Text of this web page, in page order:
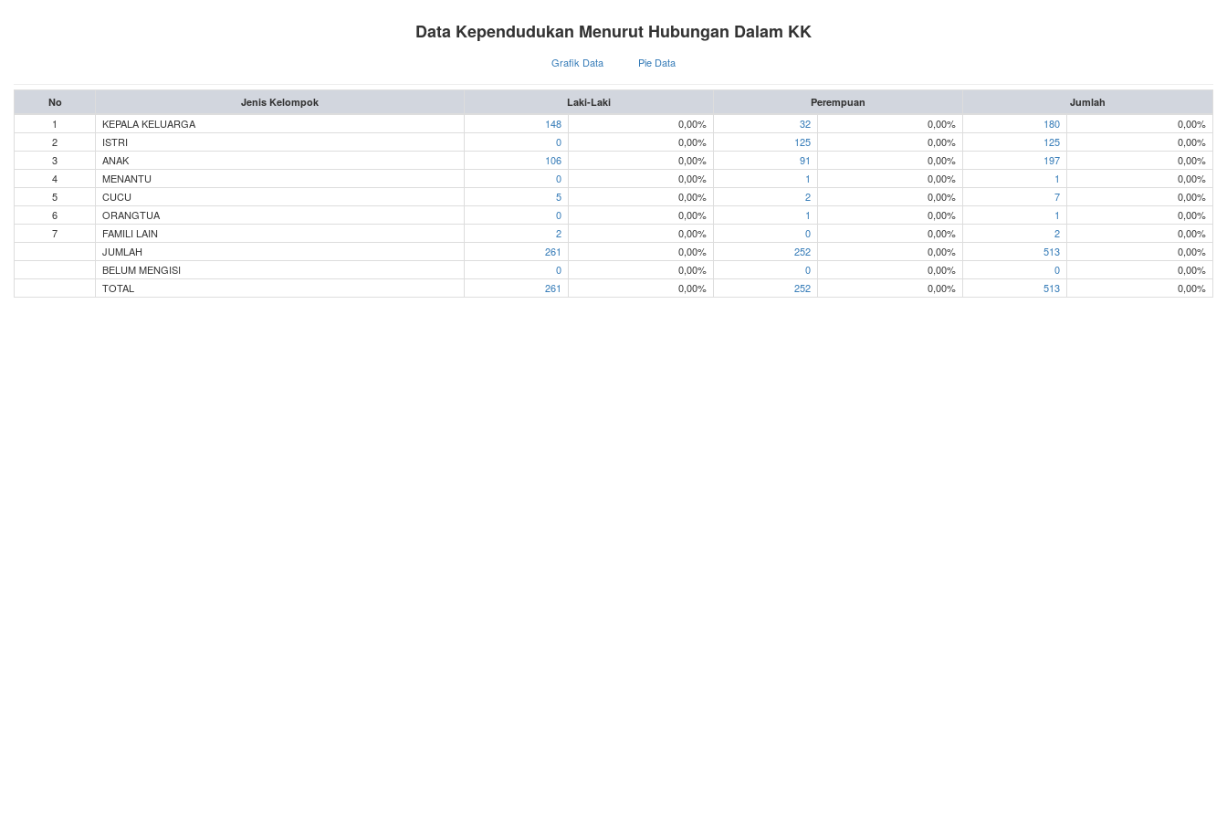
Data Kependudukan Menurut Hubungan Dalam KK
Grafik Data Pie Data
No Jenis Kelompok Laki-Laki Perempuan Jumlah
1 KEPALA KELUARGA 148 0,00% 32 0,00% 180
0,00%
2
ISTRI 0 0,00% 125 0,00% 125
0,00%
3
ANAK 106 0,00% 91 0,00% 197
0,00%
4
MENANTU 0 0,00% 1 0,00% 1
0,00%
5
CUCU 5 0,00% 2 0,00% 7
0,00%
6
ORANGTUA 0 0,00% 1 0,00% 1
0,00%
7
FAMILI LAIN 2 0,00% 0 0,00% 2
0,00%
JUMLAH
261 0,00% 252 0,00% 513
0,00%
BELUM MENGISI
0 0,00% 0 0,00% 0
0,00%
TOTAL
261 0,00% 252 0,00% 513 0,00%